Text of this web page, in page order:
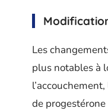
Les
plus notables à
de